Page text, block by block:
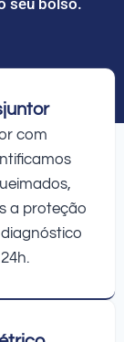
com
a proteção